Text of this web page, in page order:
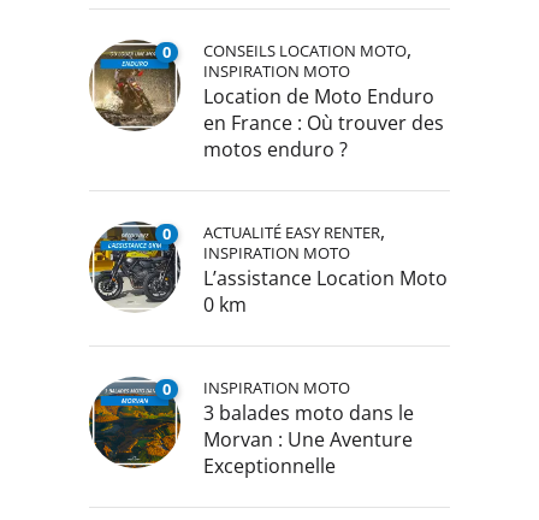
0 CONSEILS LOCATION MOTO,
INSPIRATION MOTO
Location de Moto Enduro
en France : Où trouver des
motos enduro ?
0 ACTUALITÉ EASY RENTER,
INSPIRATION MOTO
L’assistance Location Moto
0 km
0 INSPIRATION MOTO
3 balades moto dans le
Morvan : Une Aventure
Exceptionnelle